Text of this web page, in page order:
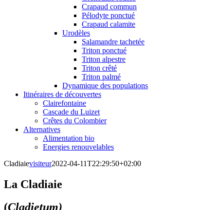
Crapaud commun
Pélodyte ponctué
Crapaud calamite
Urodèles
Salamandre tachetée
Triton ponctué
Triton alpestre
Triton crêté
Triton palmé
Dynamique des populations
Itinéraires de découvertes
Clairefontaine
Cascade du Luizet
Crêtes du Colombier
Alternatives
Alimentation bio
Energies renouvelables
Cladiaievisiteur2022-04-11T22:29:50+02:00
La Cladiaie
(Cladietum)